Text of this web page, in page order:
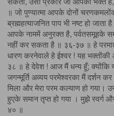
॥ जो पुण्यात्मा आपके दोनों
ब्रह्महत्याजनित पाप भी नष्ट हो
आपके नाममें अनुरक्त है, पर्वतसमूहके
नहीं कर सकता है ॥ ३६-३७ ॥ हे
धारण करनेवाले हे ईश्वर ! यह
३८ ॥ हे देवेश ! आज मैं धन्य हूँ; क्योंकि
जगन्मूर्ति अव्यय परमेश्वरका मैं दर्शन
मिला और मेरा परम कल्याण हो
हुएके समान तृप्त हो गया । मुझे स्वर्ग
४० ॥